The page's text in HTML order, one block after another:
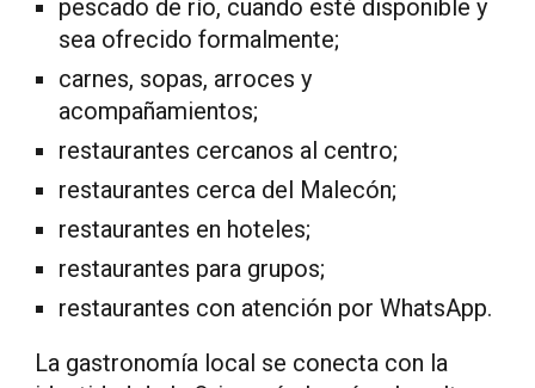
pescado de río, cuando esté disponible y
sea ofrecido formalmente;
carnes, sopas, arroces y
acompañamientos;
restaurantes cercanos al centro;
restaurantes cerca del Malecón;
restaurantes en hoteles;
restaurantes para grupos;
restaurantes con atención por WhatsApp.
La gastronomía local se conecta con la